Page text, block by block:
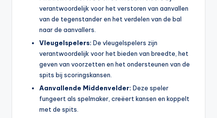
verantwoordelijk voor het verstoren van aanvallen
van de tegenstander en het verdelen van de bal
naar de aanvallers.
Vleugelspelers: De vleugelspelers zijn
verantwoordelijk voor het bieden van breedte, het
geven van voorzetten en het ondersteunen van de
spits bij scoringskansen.
Aanvallende Middenvelder: Deze speler
fungeert als spelmaker, creëert kansen en koppelt
met de spits.